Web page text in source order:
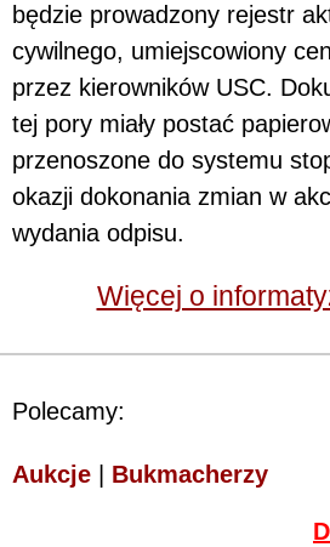
będzie prowadzony rejestr
cywilnego, umiejscowiony
przez kierowników USC.
tej pory miały postać
przenoszone do systemu
okazji dokonania zmian w
wydania odpisu.
Więcej o
Polecamy:
Aukcje Bukmacherzy